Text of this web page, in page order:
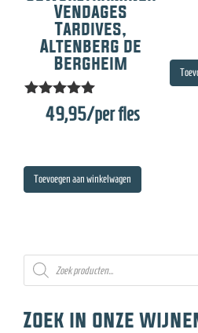
Vendages
Tardives,
Altenberg de
Bergheim
Gewaardeer
49,95/per fles
Toevoegen aan winkelwagen
Producten
zoeken
Zoek in onze